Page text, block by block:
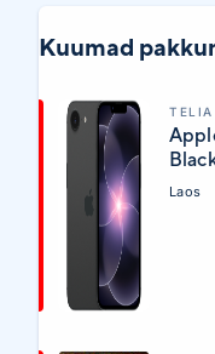
Kuumad
TELIA
Laos